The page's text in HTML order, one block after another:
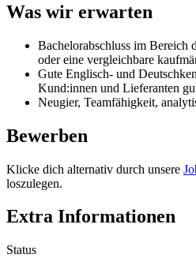
Was wir erwarten
Bachelorabschluss im Bereich
oder eine vergleichbare
Gute Englisch- und
Kund:innen und Lieferanten
Neugier, Teamfähigkeit,
Bewerben
Klicke dich alternativ durch unsere
loszulegen.
Extra Informationen
Status